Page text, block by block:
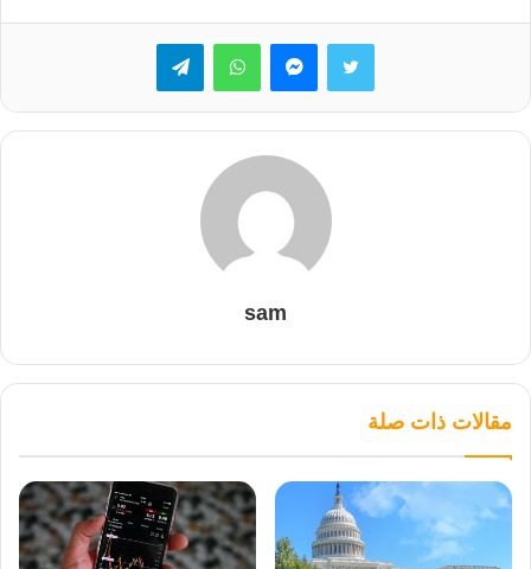
تويتر ماسنجرواتساب تيلقرام
sam
مقالات ذات صلة